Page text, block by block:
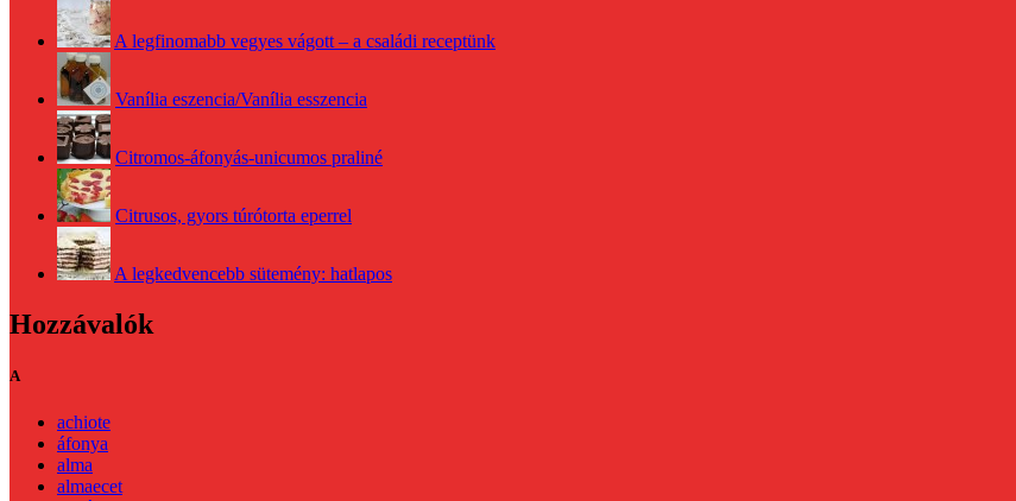
A legfinomabb vegyes vágott – a családi receptünk
Vanília eszencia/Vanília esszencia
Citromos-áfonyás-unicumos praliné
Citrusos, gyors túrótorta eperrel
A legkedvencebb sütemény: hatlapos
Hozzávalók
A
achiote
áfonya
alma
almaecet